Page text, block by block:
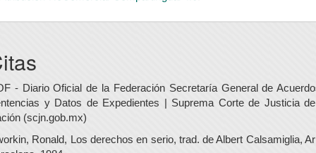
- Diario Oficial de la Federación Secretaría General de
y Datos de Expedientes | Suprema Corte de Justicia
(scjn.gob.mx)
Ronald, Los derechos en serio, trad. de Albert Calsamiglia,